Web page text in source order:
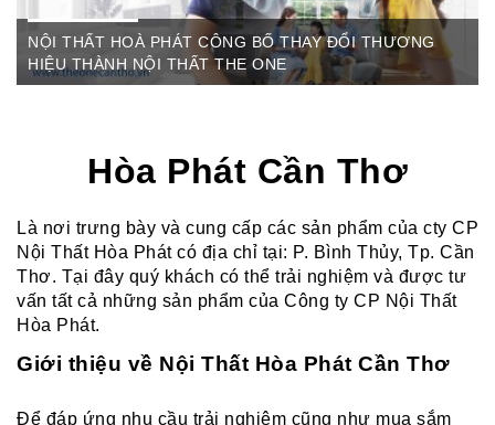
NỘI THẤT HOÀ PHÁT CÔNG BỐ THAY ĐỔI THƯƠNG
HIỆU THÀNH NỘI THẤT THE ONE
thương hiệu dẫn đầu trong lĩnh vực ...
Hòa Phát Cần Thơ
Là nơi trưng bày và cung cấp các sản phẩm của cty CP
Nội Thất Hòa Phát có địa chỉ tại: P. Bình Thủy, Tp. Cần
Thơ. Tại đây quý khách có thể trải nghiệm và được tư
vấn tất cả những sản phẩm của Công ty CP Nội Thất
Hòa Phát.
Giới thiệu về Nội Thất Hòa Phát Cần Thơ
Để đáp ứng nhu cầu trải nghiệm cũng như mua sắm